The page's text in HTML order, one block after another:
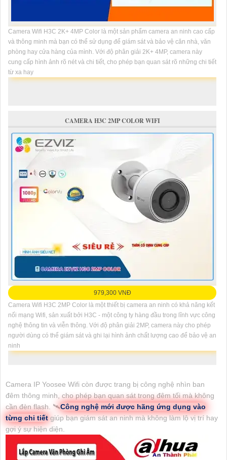
Camera Wifi H3C 2K+ 4MP Color là một sản phẩm camera an ninh cao cấp
và thông minh mà bạn có thể sử dụng để giám sát và bảo vệ căn nhà, văn
phòng hay cửa hàng của mình. Với độ phân giải 2K+ 4MP, camera này
cung cấp hình ảnh rõ nét và chi tiết, cho phép bạn quan sát rõ những chi tiết
từ xa hay
CAMERA H3C 2MP COLOR WIFI
979,300 VNĐ
Camera Wifi H3C 2MP Color là một thiết bị camera an ninh có khả năng kết
nối mạng Wifi, sản xuất bởi H3C - một công ty hàng đầu trong lĩnh vực công
nghệ thông tin và viễn thông. Với độ phân giải 2MP, camera này cho phép
người dùng có thể giám sát và ghi lại hình ảnh chất lượng cao để bảo vệ an
ninh
Camera IP Yoosee Wifi còn được trang bị công nghệ nhìn ban
đêm thông minh, cho phép bạn quan sát trong đêm tối mà không
cần đèn flash. 🛰Công nghệ mới được hãng ứng dụng vào
từng chi tiết giúp bạn giám sát an ninh mà không làm lộ vị trí hay
gợi ý sự hiện diện.